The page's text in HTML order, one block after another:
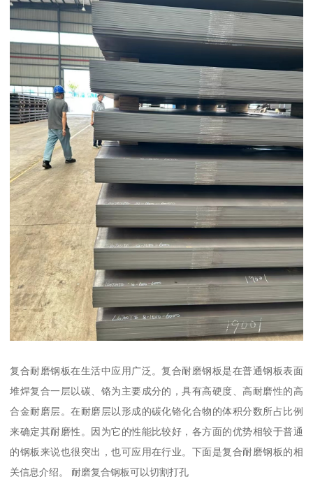
复合耐磨钢板在生活中应用广泛。复合耐磨钢板是在普通钢板表面
堆焊复合一层以碳、铬为主要成分的，具有高硬度、高耐磨性的高
合金耐磨层。在耐磨层以形成的碳化铬化合物的体积分数所占比例
来确定其耐磨性。因为它的性能比较好，各方面的优势相较于普通
的钢板来说也很突出，也可应用在行业。下面是复合耐磨钢板的相
关信息介绍。 耐磨复合钢板可以切割打孔